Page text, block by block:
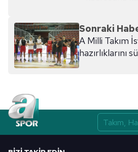
hazırlanmış Aydınlatma Metnimizi
ilgili mevzuata uygun olarak
almak için lütfentıklayınız
Sonraki
A Milli Takım
hazırlıklarını